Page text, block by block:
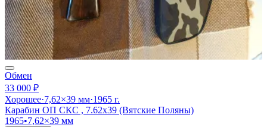
Обмен
33 000 ₽
Хорошее·7,62×39 мм·1965 г.
Карабин ОП СКС , 7.62х39 (Вятские Поляны)
1965•7,62×39 мм